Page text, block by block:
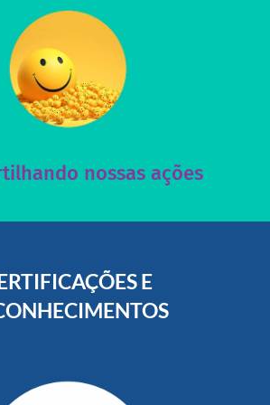
nossas ações
sociais e nos ajude compartilhando
posts e nosso site!
nosso instagram
E